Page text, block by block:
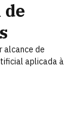
alcance de
aplicada à